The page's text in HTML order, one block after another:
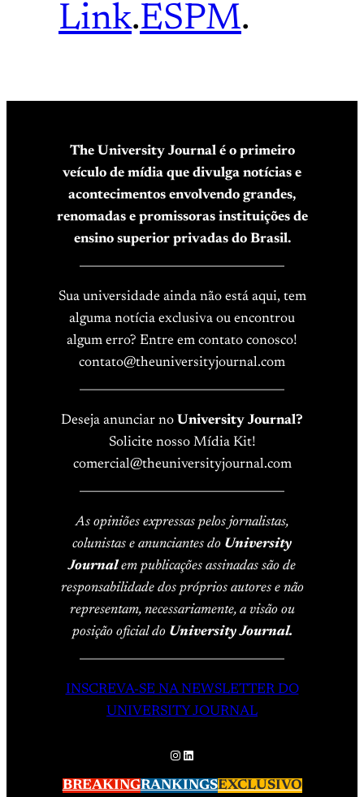
Link.ESPM.
The University Journal é o primeiro
veículo de mídia que divulga notícias e
acontecimentos envolvendo grandes,
renomadas e promissoras instituições de
ensino superior privadas do Brasil.
Sua universidade ainda não está aqui, tem
alguma notícia exclusiva ou encontrou
algum erro? Entre em contato conosco!
contato@theuniversityjournal.com
Deseja anunciar no University Journal?
Solicite nosso Mídia Kit!
comercial@theuniversityjournal.com
As opiniões expressas pelos jornalistas,
colunistas e anunciantes do University
Journalem publicações assinadas são de
responsabilidade dos próprios autores e não
representam, necessariamente, a visão ou
posição oficial do University Journal.
INSCREVA-SE NA NEWSLETTER DO
UNIVERSITY JOURNAL
Instagram
LinkedIn
BREAKINGRANKINGSEXCLUSIVO